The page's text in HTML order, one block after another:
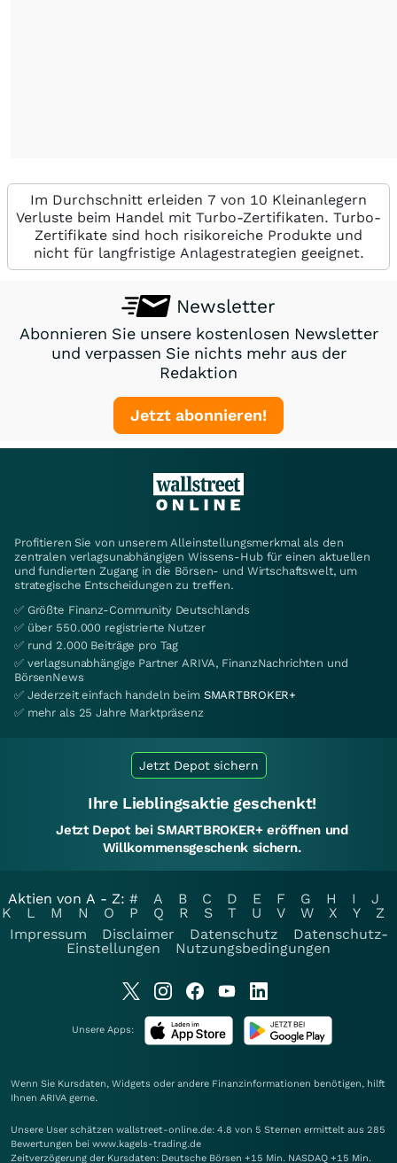
Im Durchschnitt erleiden 7 von 10 Kleinanlegern
Verluste beim Handel mit Turbo-Zertifikaten. Turbo-
Zertifikate sind hoch risikoreiche Produkte und
nicht für langfristige Anlagestrategien geeignet.
Newsletter
Abonnieren Sie unsere kostenlosen Newsletter
und verpassen Sie nichts mehr aus der
Redaktion
Jetzt abonnieren!
Profitieren Sie von unserem Alleinstellungsmerkmal als den
zentralen verlagsunabhängigen Wissens-Hub für einen aktuellen
und fundierten Zugang in die Börsen- und Wirtschaftswelt, um
strategische Entscheidungen zu treffen.
✅ Größte Finanz-Community Deutschlands
✅ über 550.000 registrierte Nutzer
✅ rund 2.000 Beiträge pro Tag
✅ verlagsunabhängige Partner ARIVA, FinanzNachrichten und
BörsenNews
✅ Jederzeit einfach handeln beim SMARTBROKER+
✅ mehr als 25 Jahre Marktpräsenz
Jetzt Depot sichern
Ihre Lieblingsaktie geschenkt!
Jetzt Depot bei SMARTBROKER+ eröffnen und
Willkommensgeschenk sichern.
Aktien von A - Z: # A B C D E F G H I
J
K
L M N O P Q R S T U V W X Y
Z
Impressum
Disclaimer Datenschutz
Datenschutz-
Einstellungen
Nutzungsbedingungen
Unsere Apps:
Wenn Sie Kursdaten, Widgets oder andere Finanzinformationen benötigen, hilft
Ihnen ARIVA gerne.
Unsere User schätzen wallstreet-online.de: 4.8 von 5 Sternen ermittelt aus 285
Bewertungen bei www.kagels-trading.de
Zeitverzögerung der Kursdaten: Deutsche Börsen +15 Min. NASDAQ +15 Min.